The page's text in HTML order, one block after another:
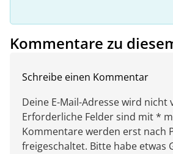
Kommentare zu
Schreibe einen Kommentar
Deine E-Mail-Adresse wird
Erforderliche Felder sind mit *
Kommentare werden erst nach
freigeschaltet. Bitte habe etwas